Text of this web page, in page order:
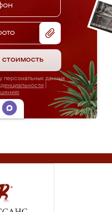
стоимость
персональных данных